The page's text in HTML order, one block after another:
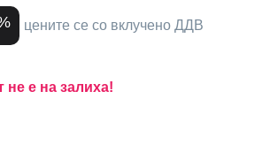
цените се со вклучено ДДВ
не е на залиха!